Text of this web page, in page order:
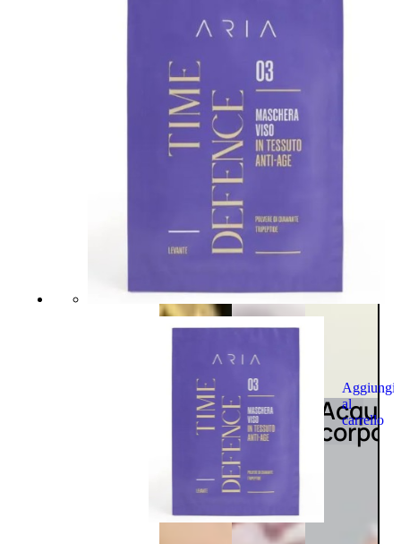
Acqua
corpo
Aggiungi
al
carrello